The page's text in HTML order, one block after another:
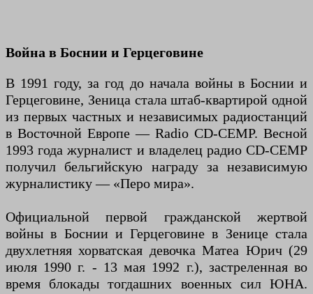
Война в Боснии и Герцеговине
В 1991 году, за год до начала войны в Боснии и
Герцеговине, Зеница стала штаб-квартирой одной
из первых частных и независимых радиостанций
в Восточной Европе — Radio CD-CEMP. Весной
1993 года журналист и владелец радио CD-CEMP
получил бельгийскую награду за независимую
журналистику — «Перо мира».
Официальной первой гражданской жертвой
войны в Боснии и Герцеговине в Зенице стала
двухлетняя хорватская девочка Матеа Юрич (29
июля 1990 г. - 13 мая 1992 г.), застреленная во
время блокады тогдашних военных сил ЮНА.